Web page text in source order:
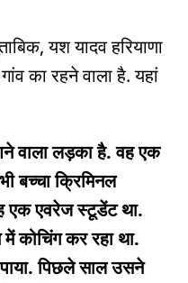
यश यादव हरियाणा
का रहने वाला है. यहां
वाला लड़का है. वह एक
बच्चा क्रिमिनल
एक एवरेज स्टूडेंट था.
कोचिंग कर रहा था.
पिछले साल उसने